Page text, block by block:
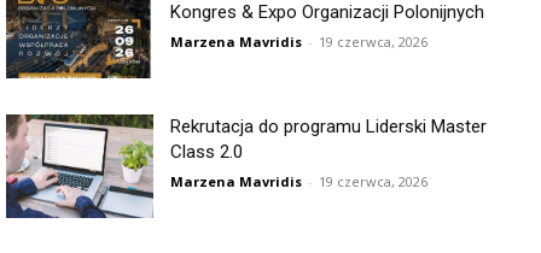
Kongres & Expo Organizacji Polonijnych
Marzena Mavridis - 19 czerwca, 2026
Rekrutacja do programu Liderski Master
Class 2.0
Marzena Mavridis - 19 czerwca, 2026